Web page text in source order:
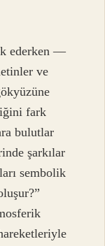
ederken —
ve
fark
bulutlar
şarkılar
sembolik